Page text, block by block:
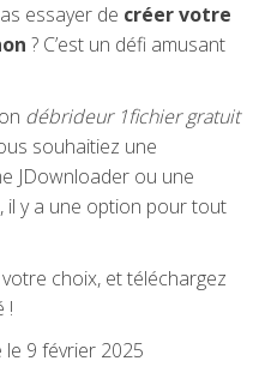
essayer de créer votre
? C’est un défi amusant
débrideur 1fichier gratuit
souhaitiez une
JDownloader ou une
il y a une option pour tout
choix, et téléchargez
!
le 9 février 2025